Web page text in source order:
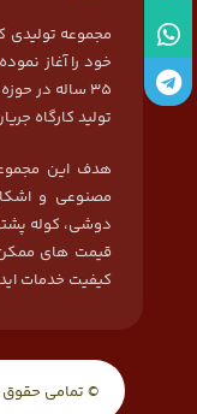
خود را آغاز
35 ساله در
تولید کارگاه
هدف این
مصنوعی و
دوشی، کوله
قیمت های ممکن
کیفیت خدمات
© تمامی